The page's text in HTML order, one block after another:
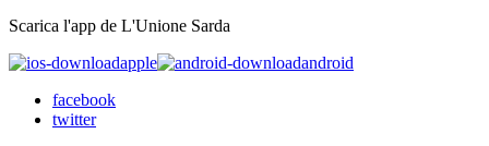
Scarica l'app de L'Unione Sarda
apple
android
facebook
twitter